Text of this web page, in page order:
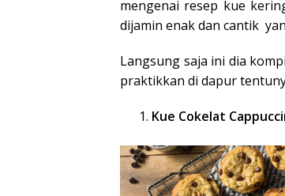
mengenai resep kue
dijamin enak dan cantik
Langsung saja ini dia
praktikkan di dapur
Kue Cokelat